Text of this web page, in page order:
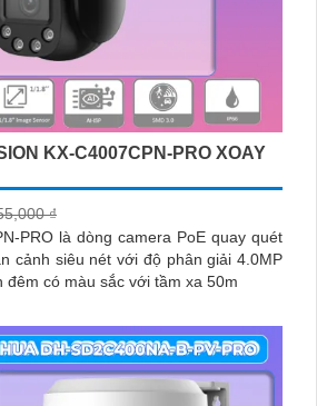
KX-C4007CPN-PRO XOAY
₫
PRO là dòng camera PoE quay quét
cảnh siêu nét với độ phân giải 4.0MP
có màu sắc với tầm xa 50m